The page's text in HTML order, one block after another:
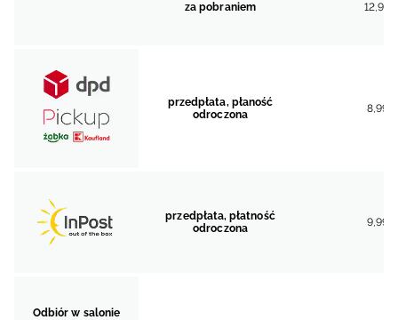
za pobraniem 12,99
przedpłata, płaność
odroczona
8,99
przedpłata, płatność
odroczona
9,99
Odbiór w salonie